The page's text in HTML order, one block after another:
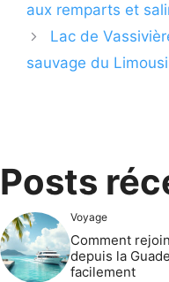
aux remparts et
Lac de
sauvage du
Posts
Voyage
Comment
depuis la
facilement